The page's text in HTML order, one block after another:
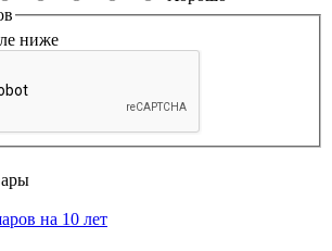
ниже